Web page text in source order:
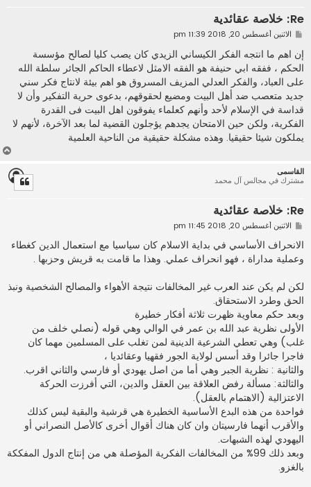
Re: خلاصة عقائدية
م
ك
الاثنين أغسطس 20, 2018 11:39 pm
إن اهم ما انتجه الفكر الكيساني الزيدي كان يصب كليا لصالح مؤسسة
الحكم ، ففقه ابي حنيفة هو الفقه الامثل لاعطاء الحاكم الجائر سلطة الله
على العباد، والفكر العدلي المزيف المسروق هو اهم بيئة لانتاج فكر سني
جديد متعصب ضد أهل البيت ومضيع لحقوقهم، بدعوى حرية التفكير وأن لا
قداسة في الإسلام لأحد وأنهم كعلماء يفوقون اهل البيت فى القدرة
الفكرية، ولكن حين الامتحان يجدهم يؤجلون القضية لما بعد الآخرة، لأنهم لا
يملكون شيئا حقيقيا. وهذه مشكلة حقيقية من الناحية العلمية
القاسمى
مشترك في مجالس آل محمد
Re: خلاصة عقائدية
م
ا
ر
ك
الاثنين أغسطس 20, 2018 11:45 pm
الانحراف الأساسي في بداية الاسلام كان سياسيا مع استعمال الدين كغطاء
وعملية مداراة ، فهو انحراف عملي. وهذا ما قامت به قريش وحزبها .
لكن لم يكن عند العرب غير المخالفات نتيجة الأهواء والمصالح الشخصية ونبذ
الحق وطرد الاستحقاق.
وبعد حكم معاوية ظهرت ثلاثة أفكار خطيرة
الأولى نظرية عبد الله بن عمر في الوالي وهي قوله (نصلي خلف من
غلب) وهي تعطي الشرعية الدينية لمن تغلب على المسلمين مهما كان
فاجرا جائرا وقد أسس لولاية الجور فقهيا وعقائديا ،
والثانية : نظرية الجبر وهي أما من اصل يهودي أو فارسي والثاني اقرب.
والثالثة: مسألة رفض العلاقة بين العقل والدين، التي أفرزت الحركة
الاعتزالية (الاهتمام بالعقل).
فواحدة من هذه البدع الأساسية الخطيرة هي قرشية والبقية ليس كذلك
والأقرب أنهما فارسيتان وان كان هناك أقوال أخرى كالأصل النصراني أو
اليهودي لهذه الشبهات.
وبعد ذلك 99% من المخالفات الفكرية المؤصلة هي من إنتاج الدول المفككة
بالغزو.